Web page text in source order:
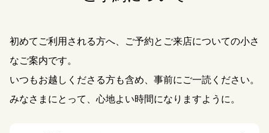
初めてご利用される方へ、ご予約とご来店についての小さ
なご案内です。
いつもお越しくださる方も含め、事前にご一読ください。
みなさまにとって、心地よい時間になりますように。